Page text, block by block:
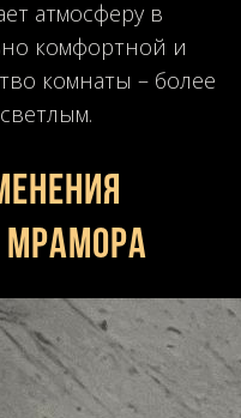
атмосферу в
комфортной и
комнаты – более
мрамора